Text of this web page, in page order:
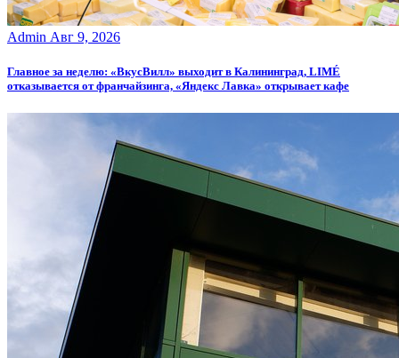
Admin Авг 9, 2026
Главное за неделю: «ВкусВилл» выходит в Калининград, LIMÉ
отказывается от франчайзинга, «Яндекс Лавка» открывает кафе